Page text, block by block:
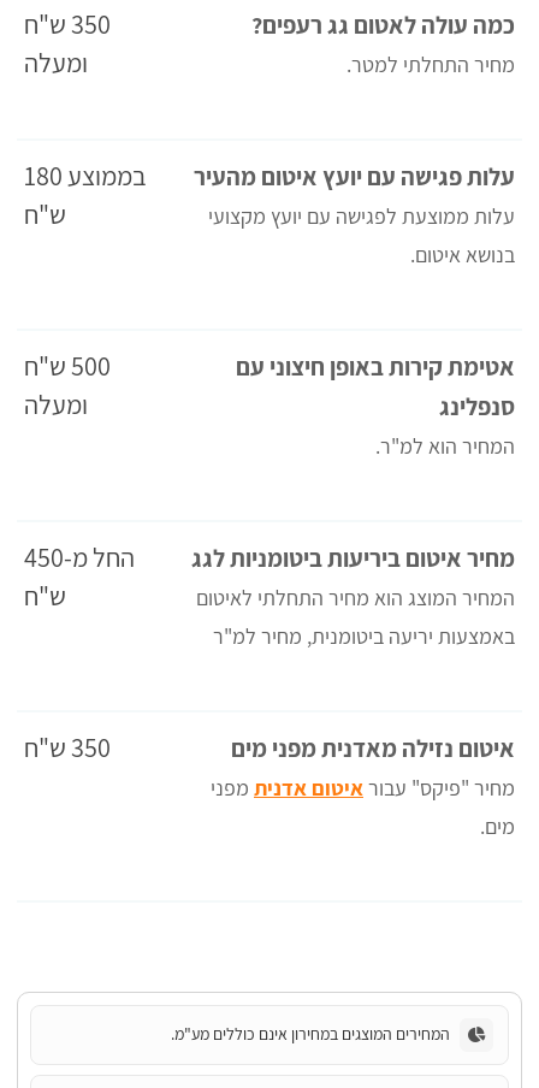
כמה עולה לאטום גג רעפים?
מחיר התחלתי למטר.
350 ש"ח
ומעלה
עלות פגישה עם יועץ איטום מהעיר
עלות ממוצעת לפגישה עם יועץ מקצועי
בנושא איטום.
בממוצע 180
ש"ח
אטימת קירות באופן חיצוני עם
סנפלינג
המחיר הוא למ"ר.
500 ש"ח
ומעלה
מחיר איטום ביריעות ביטומניות לגג
המחיר המוצג הוא מחיר התחלתי לאיטום
באמצעות יריעה ביטומנית, מחיר למ"ר
החל מ-450
ש"ח
איטום נזילה מאדנית מפני מים
מחיר "פיקס" עבוראיטום אדנית מפני
מים.
350 ש"ח
המחירים המוצגים במחירון אינם כוללים מע"מ.